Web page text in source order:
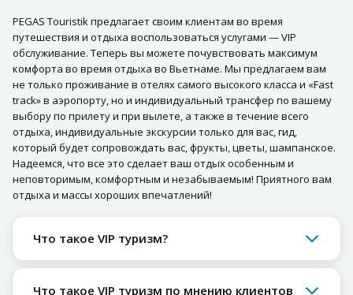
PEGAS Touristik предлагает своим клиентам во время
путешествия и отдыха воспользоваться услугами — VIP
обслуживание. Теперь вы можете почувствовать максимум
комфорта во время отдыха во Вьетнаме. Мы предлагаем вам
не только проживание в отелях самого высокого класса и «Fast
track» в аэропорту, но и индивидуальный трансфер по вашему
выбору по прилету и при вылете, а также в течение всего
отдыха, индивидуальные экскурсии только для вас, гид,
который будет сопровождать вас, фрукты, цветы, шампанское.
Надеемся, что все это сделает ваш отдых особенным и
неповторимым, комфортным и незабываемым! Приятного вам
отдыха и массы хороших впечатлений!
Что такое VIP туризм?
Что такое VIP туризм по мнению клиентов